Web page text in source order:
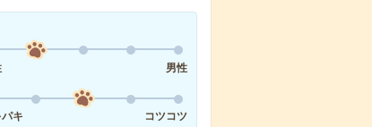
男性
キ
コツコツ